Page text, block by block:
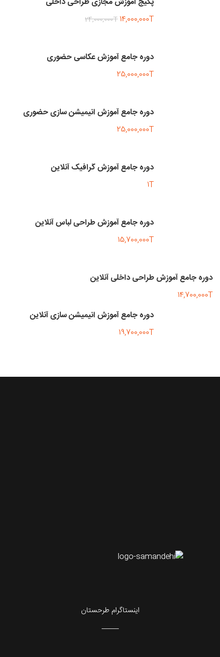
24,000,000T14,000,000T
دوره جامع آموزش عکاسی حضوری
25,000,000T
دوره جامع آموزش انیمیشن سازی حضوری
25,000,000T
دوره جامع آموزش گرافیک آنلاین
1T
دوره جامع آموزش طراحی لباس آنلاین
15,700,000T
دوره جامع آموزش طراحی داخلی آنلاین
14,700,000T
دوره جامع آموزش انیمیشن سازی آنلاین
19,700,000T
اینستاگرام طرحستان